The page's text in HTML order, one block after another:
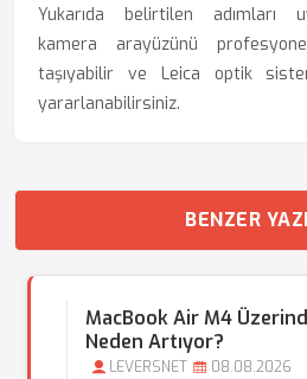
Yukarıda belirtilen adımları
kamera arayüzünü
taşıyabilir ve Leica optik
yararlanabilirsiniz.
BENZER
MacBook Air M4
Neden Artıyor?
LEVERSNET 08.08.2026